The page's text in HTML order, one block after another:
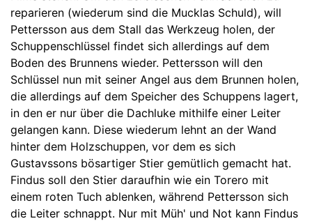
reparieren (wiederum sind die Mucklas Schuld), will
Pettersson aus dem Stall das Werkzeug holen, der
Schuppenschlüssel findet sich allerdings auf dem
Boden des Brunnens wieder. Pettersson will den
Schlüssel nun mit seiner Angel aus dem Brunnen holen,
die allerdings auf dem Speicher des Schuppens lagert,
in den er nur über die Dachluke mithilfe einer Leiter
gelangen kann. Diese wiederum lehnt an der Wand
hinter dem Holzschuppen, vor dem es sich
Gustavssons bösartiger Stier gemütlich gemacht hat.
Findus soll den Stier daraufhin wie ein Torero mit
einem roten Tuch ablenken, während Pettersson sich
die Leiter schnappt. Nur mit Müh' und Not kann Findus